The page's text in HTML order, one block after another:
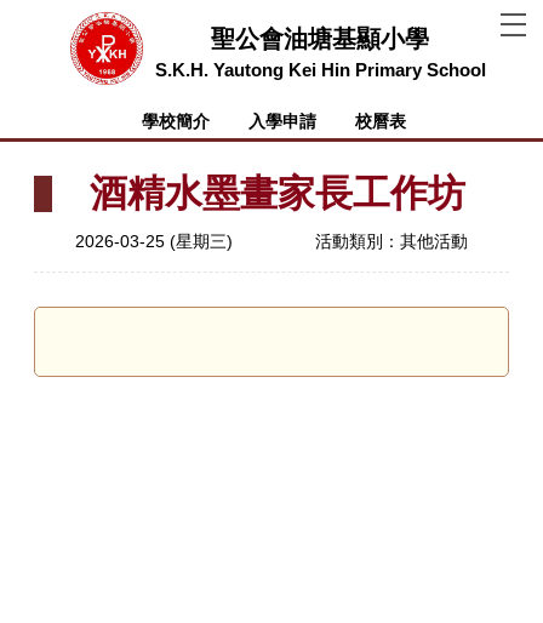
聖公會油塘基顯小學
S.K.H. Yautong Kei Hin Primary School
學校簡介 入學申請 校曆表
酒精水墨畫家長工作坊
2026-03-25 (星期三) 活動類別：其他活動